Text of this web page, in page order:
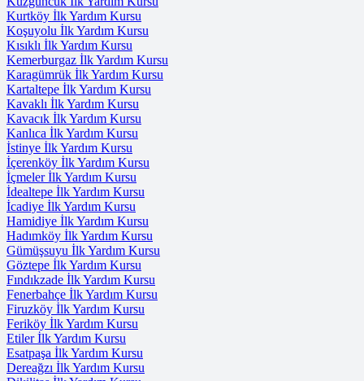
Kurtköy İlk Yardım Kursu
Koşuyolu İlk Yardım Kursu
Kısıklı İlk Yardım Kursu
Kemerburgaz İlk Yardım Kursu
Karagümrük İlk Yardım Kursu
Kartaltepe İlk Yardım Kursu
Kavaklı İlk Yardım Kursu
Kavacık İlk Yardım Kursu
Kanlıca İlk Yardım Kursu
İstinye İlk Yardım Kursu
İçerenköy İlk Yardım Kursu
İçmeler İlk Yardım Kursu
İdealtepe İlk Yardım Kursu
İcadiye İlk Yardım Kursu
Hamidiye İlk Yardım Kursu
Hadımköy İlk Yardım Kursu
Gümüşsuyu İlk Yardım Kursu
Göztepe İlk Yardım Kursu
Fındıkzade İlk Yardım Kursu
Fenerbahçe İlk Yardım Kursu
Firuzköy İlk Yardım Kursu
Feriköy İlk Yardım Kursu
Etiler İlk Yardım Kursu
Esatpaşa İlk Yardım Kursu
Dereağzı İlk Yardım Kursu